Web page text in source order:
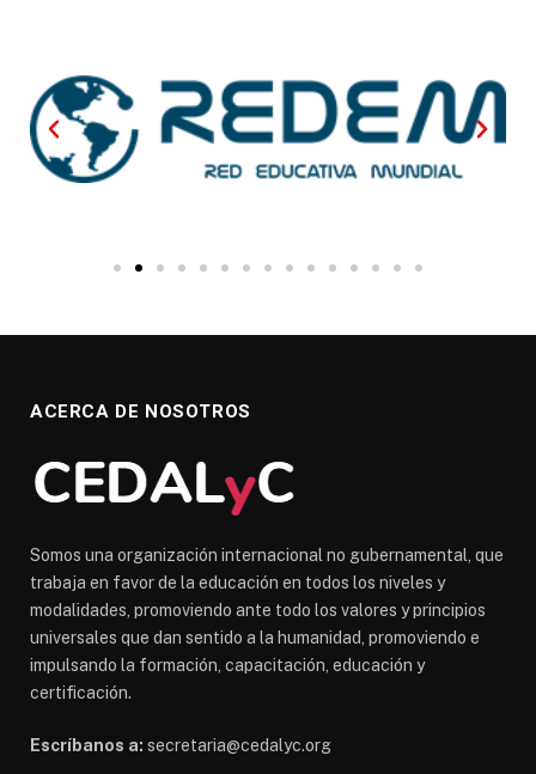
ACERCA DE NOSOTROS
Somos una organización internacional no gubernamental, que
trabaja en favor de la educación en todos los niveles y
modalidades, promoviendo ante todo los valores y principios
universales que dan sentido a la humanidad, promoviendo e
impulsando la formación, capacitación, educación y
certificación.
Escríbanos a: secretaria@cedalyc.org